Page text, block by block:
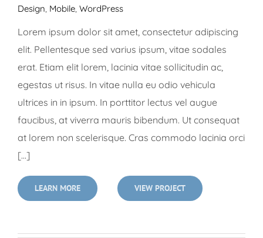
Design Mobile WordPress
Lorem ipsum dolor sit amet, consectetur adipiscing
elit. Pellentesque sed varius ipsum, vitae sodales
erat. Etiam elit lorem, lacinia vitae sollicitudin ac,
egestas ut risus. In vitae nulla eu odio vehicula
ultrices in in ipsum. In porttitor lectus vel augue
faucibus, at viverra mauris bibendum. Ut consequat
at lorem non scelerisque. Cras commodo lacinia orci
[...]
LEARN MORE VIEW PROJECT